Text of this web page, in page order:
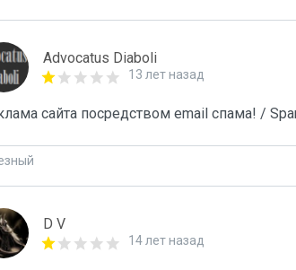
Advocatus Diaboli
13 лет назад
сайта посредством email спама! /
D V
14 лет назад